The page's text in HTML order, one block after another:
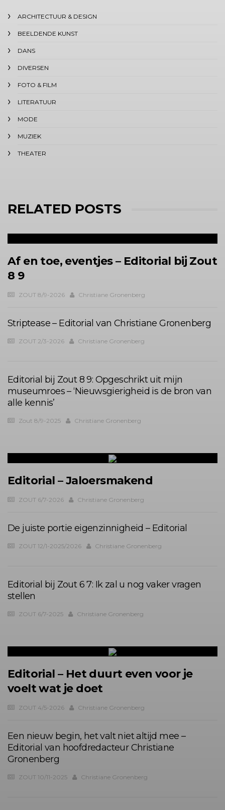
ARCHITECTUUR & DESIGN
BEELDENDE KUNST
DANS
DIVERSEN
FOTO & FILM
LITERATUUR
MODE
MUZIEK
THEATER
RELATED POSTS
Af en toe, eventjes – Editorial bij Zout
8 9
ZOUT 8/9-2026 Christiane Gronenberg
Striptease – Editorial van Christiane Gronenberg
ZOUT 2/3-2026 Christiane Gronenberg
Editorial bij Zout 8 9: Opgeschrikt uit mijn
museumroes – ‘Nieuwsgierigheid is de bron van
alle kennis’
Zout 8/9-2025 Christiane Gronenberg
Editorial – Jaloersmakend
ZOUT 6/7-2026 Christiane Gronenberg
De juiste portie eigenzinnigheid – Editorial
ZOUT 12/1-2025/2026 Christiane Gronenberg
Editorial bij Zout 6 7: Ik zal u nog vaker vragen
stellen
ZOUT 6/7-2025 Christiane Gronenberg
Editorial – Het duurt even voor je
voelt wat je doet
ZOUT 4/5-2026 Christiane Gronenberg
Een nieuw begin, het valt niet altijd mee –
Editorial van hoofdredacteur Christiane
Gronenberg
ZOUT 10/11-2025 Christiane Gronenberg